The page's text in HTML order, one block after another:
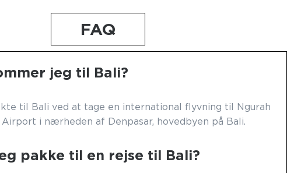
FAQ
jeg til Bali?
til Bali ved at tage en international flyvning til Ngurah
i nærheden af Denpasar, hovedbyen på Bali.
pakke til en rejse til Bali?